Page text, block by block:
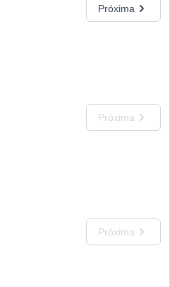
Próxima
Próxima
Próxima